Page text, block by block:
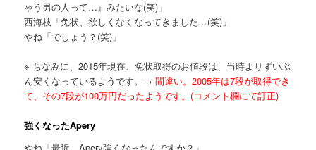
ゃう男の人って…』みたいな(笑)」
西海枝「免状、欲しくなくなってきました…(笑)」
やね「でしょう？(笑)」
※ ちなみに、2015年現在、免状取得のお値段は、当時よりずいぶ
ん安くなっているようです。→間違い。2005年は7段が取得でき
て、その7段が100万円だったようです。(コメント欄にて訂正)
強くなったApery